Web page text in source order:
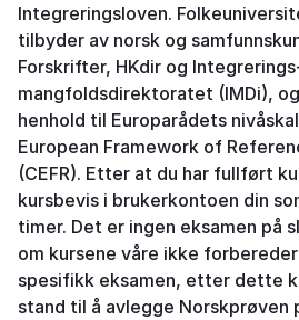
Integreringsloven.
tilbyder av norsk og
Forskrifter, HKdir og
mangfoldsdirektoratet (IMDi),
henhold til Europarådets
European Framework of
(CEFR). Etter at du har fullført
kursbevis i brukerkontoen din
timer. Det er ingen eksamen på
om kursene våre ikke
spesifikk eksamen, etter dette
stand til å avlegge Norskprøven